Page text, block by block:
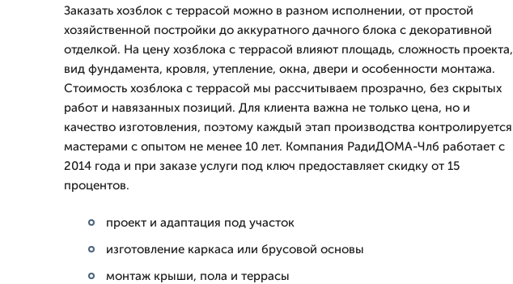
Заказать хозблок с террасой можно в разном исполнении, от простой
хозяйственной постройки до аккуратного дачного блока с декоративной
отделкой. На цену хозблока с террасой влияют площадь, сложность проекта,
вид фундамента, кровля, утепление, окна, двери и особенности монтажа.
Стоимость хозблока с террасой мы рассчитываем прозрачно, без скрытых
работ и навязанных позиций. Для клиента важна не только цена, но и
качество изготовления, поэтому каждый этап производства контролируется
мастерами с опытом не менее 10 лет. Компания РадиДОМА-Члб работает с
2014 года и при заказе услуги под ключ предоставляет скидку от 15
процентов.
проект и адаптация под участок
изготовление каркаса или брусовой основы
монтаж крыши, пола и террасы